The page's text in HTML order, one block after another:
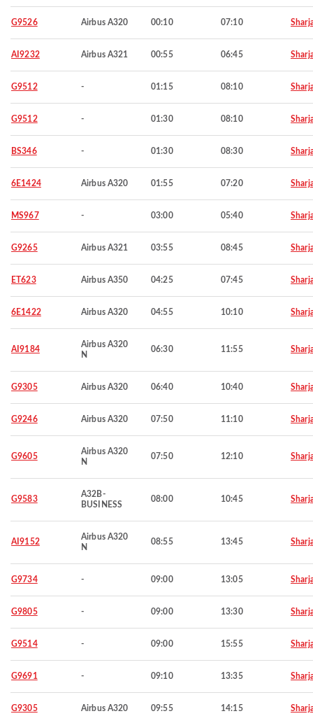
G9526 Airbus A320 00:10 07:10
AI9232 Airbus A321 00:55 06:45
G9512 - 01:15 08:10
G9512 - 01:30 08:10
BS346 - 01:30 08:30
6E1424 Airbus A320 01:55 07:20
MS967 - 03:00 05:40
G9265 Airbus A321 03:55 08:45
ET623 Airbus A350 04:25 07:45
6E1422 Airbus A320 04:55 10:10
AI9184
Airbus A320
N
06:30 11:55
G9305 Airbus A320 06:40 10:40
G9246 Airbus A320 07:50 11:10
G9605
Airbus A320
N
07:50 12:10
G9583
A32B-
BUSINESS
08:00 10:45
AI9152
Airbus A320
N
08:55 13:45
G9734 - 09:00 13:05
G9805 - 09:00 13:30
G9514 - 09:00 15:55
G9691 - 09:10 13:35
G9305 Airbus A320 09:55 14:15